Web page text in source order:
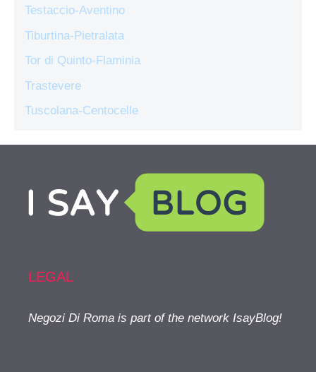
Testaccio-Aventino
Tiburtina-Pietralata
Tor di Quinto-Flaminia
Trastevere
Tuscolana-Centocelle
LEGAL
Negozi Di Roma is part of the network IsayBlog!